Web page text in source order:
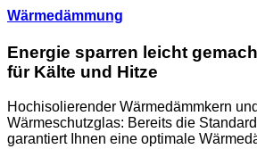
Wärmedämmung
Energie sparren leicht
für Kälte und Hitze
Hochisolierender Wärmedämmkern
Wärmeschutzglas: Bereits die
garantiert Ihnen eine optimale